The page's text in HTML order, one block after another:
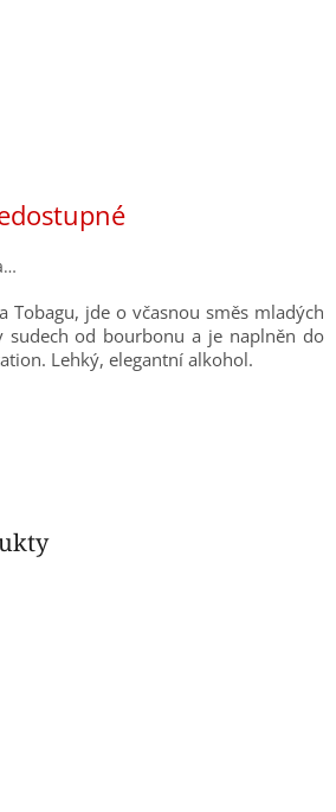
Tobagu, jde o včasnou směs mladých
od bourbonu a je naplněn do
Lehký, elegantní alkohol.